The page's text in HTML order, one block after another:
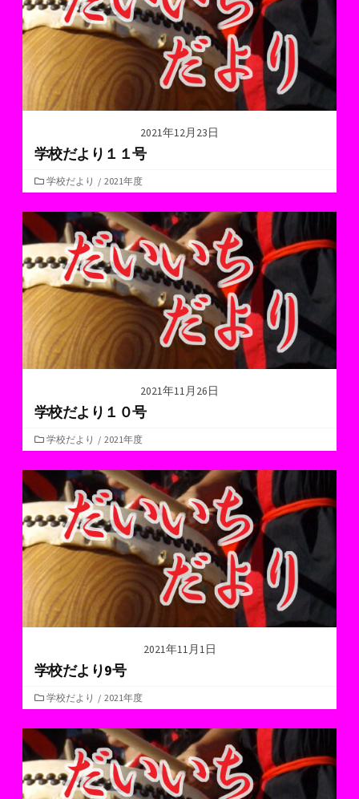
2021年12月23日
学校だより１１号
カ
テ
ゴ
リ
ー
学校だより / 2021年度
2021年11月26日
学校だより１０号
カ
テ
ゴ
リ
ー
学校だより / 2021年度
2021年11月1日
学校だより9号
カ
テ
ゴ
リ
ー
学校だより / 2021年度